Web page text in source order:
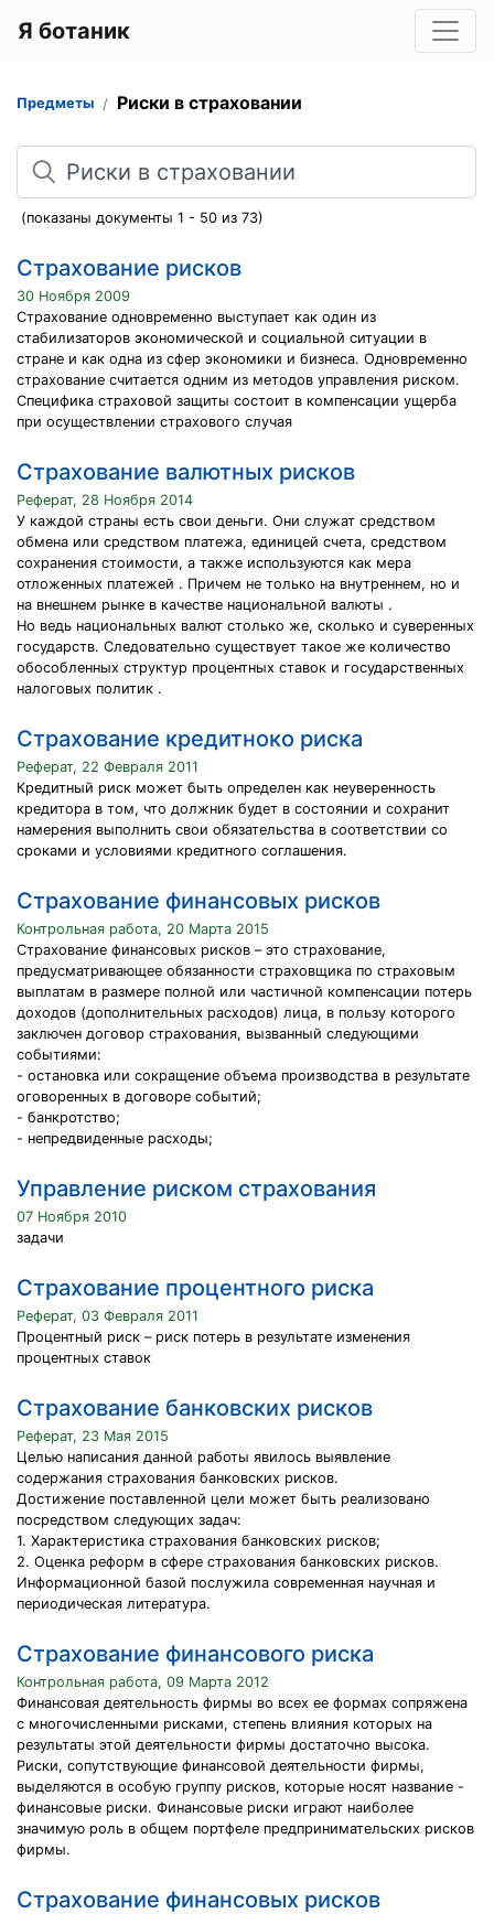
Я ботаник
Предметы Риски в страховании
Поиск
(показаны документы 1 - 50 из 73)
Страхование рисков
30 Ноября 2009
Страхование одновременно выступает как один из
стабилизаторов экономической и социальной ситуации в
стране и как одна из сфер экономики и бизнеса. Одновременно
страхование считается одним из методов управления риском.
Специфика страховой защиты состоит в компенсации ущерба
при осуществлении страхового случая
Страхование валютных рисков
Реферат, 28 Ноября 2014
У каждой страны есть свои деньги. Они служат средством
обмена или средством платежа, единицей счета, средством
сохранения стоимости, а также используются как мера
отложенных платежей . Причем не только на внутреннем, но и
на внешнем рынке в качестве национальной валюты .
Но ведь национальных валют столько же, сколько и суверенных
государств. Следовательно существует такое же количество
обособленных структур процентных ставок и государственных
налоговых политик .
Страхование кредитноко риска
Реферат, 22 Февраля 2011
Кредитный риск может быть определен как неуверенность
кредитора в том, что должник будет в состоянии и сохранит
намерения выполнить свои обязательства в соответствии со
сроками и условиями кредитного соглашения.
Страхование финансовых рисков
Контрольная работа, 20 Марта 2015
Страхование финансовых рисков – это страхование,
предусматривающее обязанности страховщика по страховым
выплатам в размере полной или частичной компенсации потерь
доходов (дополнительных расходов) лица, в пользу которого
заключен договор страхования, вызванный следующими
событиями:
- остановка или сокращение объема производства в результате
оговоренных в договоре событий;
- банкротство;
- непредвиденные расходы;
Управление риском страхования
07 Ноября 2010
задачи
Страхование процентного риска
Реферат, 03 Февраля 2011
Процентный риск – риск потерь в результате изменения
процентных ставок
Страхование банковских рисков
Реферат, 23 Мая 2015
Целью написания данной работы явилось выявление
содержания страхования банковских рисков.
Достижение поставленной цели может быть реализовано
посредством следующих задач:
1. Характеристика страхования банковских рисков;
2. Оценка реформ в сфере страхования банковских рисков.
Информационной базой послужила современная научная и
периодическая литература.
Страхование финансового риска
Контрольная работа, 09 Марта 2012
Финансовая деятельность фирмы во всех ее формах сопряжена
с многочисленными рисками, степень влияния которых на
результаты этой деятельности фирмы достаточно высока.
Риски, сопутствующие финансовой деятельности фирмы,
выделяются в особую группу рисков, которые носят название -
финансовые риски. Финансовые риски играют наиболее
значимую роль в общем портфеле предпринимательских рисков
фирмы.
Страхование финансовых рисков